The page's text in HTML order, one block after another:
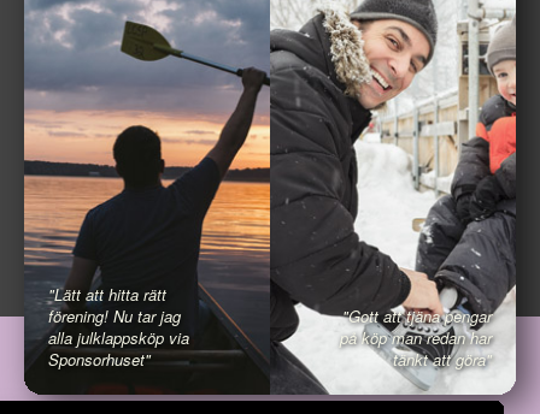
"Lätt att hitta rätt
förening! Nu tar jag
alla julklappsköp via
Sponsorhuset"
"Gott att tjäna pengar
på köp man redan har
tänkt att göra"